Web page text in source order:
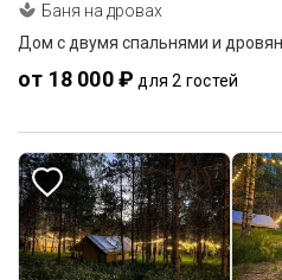
Баня на дровах
Дом с двумя спальнями и
от 18 000 ₽ для 2 гостей